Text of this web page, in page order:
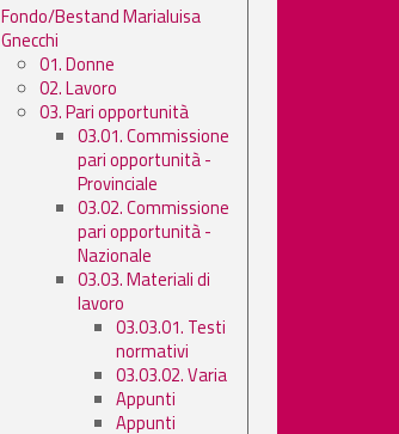
Fondo/Bestand Marialuisa
Gnecchi
01. Donne
02. Lavoro
03. Pari opportunità
03.01. Commissione
pari opportunità -
Provinciale
03.02. Commissione
pari opportunità -
Nazionale
03.03. Materiali di
lavoro
03.03.01. Testi
normativi
03.03.02. Varia
Appunti
Appunti